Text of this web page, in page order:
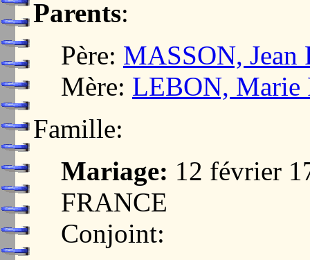
Parents:
Père: MASSON, Jean
Mère: LEBON, Marie
Famille:
Mariage: 12 février
FRANCE
Conjoint: